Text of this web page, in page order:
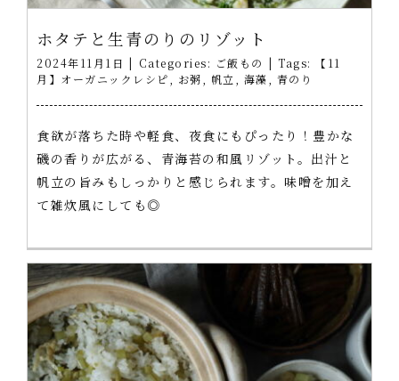
ホタテと生青のりのリゾット
2024年11月1日 | Categories: ご飯もの | Tags:
【11
月】オーガニックレシピ
お粥 帆立 海藻 青のり
食欲が落ちた時や軽食、夜食にもぴったり！豊かな
磯の香りが広がる、青海苔の和風リゾット。出汁と
帆立の旨みもしっかりと感じられます。味噌を加え
て雑炊風にしても◎